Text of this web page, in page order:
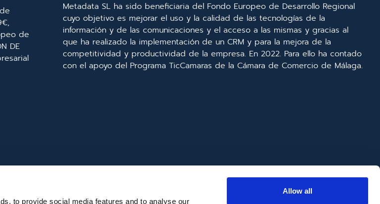
to provide social media features and to analyse our
Allow all
de
DE
Metadata SL ha sido beneficiaria del Fondo Europeo de Desarrollo Regional
cuyo objetivo es mejorar el uso y la calidad de las tecnologías de la
información y de las comunicaciones y el acceso a las mismas y gracias al
que ha realizado la implementación de un CRM y para la mejora de la
competitividad y productividad de la empresa. En 2022. Para ello ha contado
con el apoyo del Programa TicCamaras de la Cámara de Comercio de Málaga.